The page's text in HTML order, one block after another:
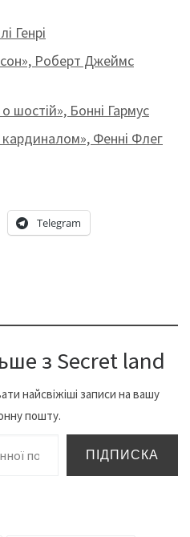
Генрі
Роберт Джеймс
шостій», Бонні Гармус
Фенні Флег
Telegram
з Secret land
найсвіжіші записи на вашу
пошту.
пошти…
ПІДПИСКА